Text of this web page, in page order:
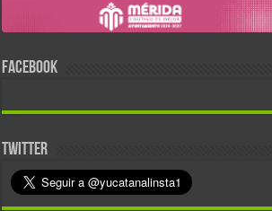
FACEBOOK
TWITTER